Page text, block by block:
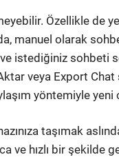
Özellikle de
manuel olarak
ve istediğiniz
veya Export
yöntemiyle yeni
taşımak
ve hızlı bir şekilde